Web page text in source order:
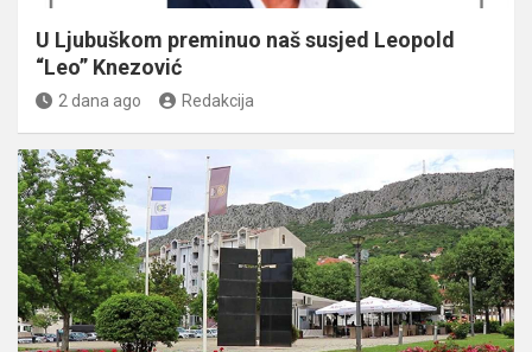
U Ljubuškom preminuo naš susjed Leopold
“Leo” Knezović
2 dana ago Redakcija